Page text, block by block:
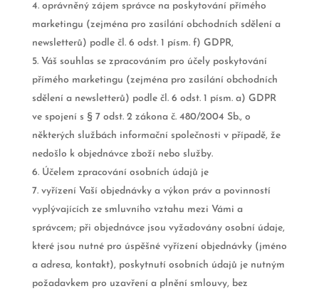
oprávněný zájem správce na poskytování přímého
marketingu (zejména pro zasílání obchodních sdělení a
newsletterů) podle čl. 6 odst. 1 písm. f) GDPR,
Váš souhlas se zpracováním pro účely poskytování
přímého marketingu (zejména pro zasílání obchodních
sdělení a newsletterů) podle čl. 6 odst. 1 písm. a) GDPR
ve spojení s § 7 odst. 2 zákona č. 480/2004 Sb., o
některých službách informační společnosti v případě, že
nedošlo k objednávce zboží nebo služby.
Účelem zpracování osobních údajů je
vyřízení Vaší objednávky a výkon práv a povinností
vyplývajících ze smluvního vztahu mezi Vámi a
správcem; při objednávce jsou vyžadovány osobní údaje,
které jsou nutné pro úspěšné vyřízení objednávky (jméno
a adresa, kontakt), poskytnutí osobních údajů je nutným
požadavkem pro uzavření a plnění smlouvy, bez